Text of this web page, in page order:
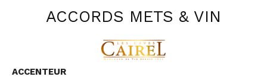
ACCORDS METS & VIN
ACCENTEUR